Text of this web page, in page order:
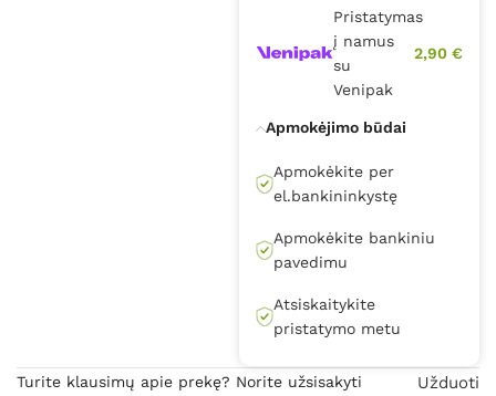
Pristatymas
į namus
su
Venipak
2,90 €
Apmokėjimo būdai
Apmokėkite per
el.bankininkystę
Apmokėkite bankiniu
pavedimu
Atsiskaitykite
pristatymo metu
Turite klausimų apie prekę? Norite užsisakyti
Užduoti